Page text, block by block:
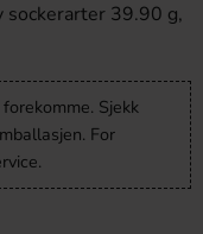
39.90 g,
Sjekk
For